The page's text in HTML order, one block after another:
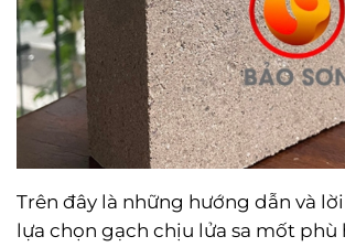
Trên đây là những hướng dẫn và
lựa chọn gạch chịu lửa sa mốt phù